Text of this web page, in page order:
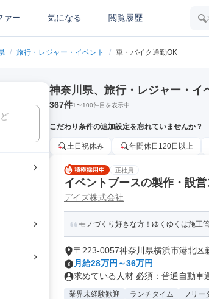
ァー 気になる 閲覧履歴
/ 旅行・レジャー・イベント / 車・バイク通勤OK
神奈川県、旅行・レジャー・イ
367件1〜100件目を表示中
こだわり条件の追加設定を忘れていませんか？
土日祝休み 年間休日120日以上
正社員
イベントブースの製作・設
デイズ株式会社
モノづくり好きな方！ゆくゆくは施工
〒223-0057神奈川県横浜市港北区
月給28万円～36万円
求めている人材 必須：普通自動
業界未経験歓迎 ランチタイム フリー